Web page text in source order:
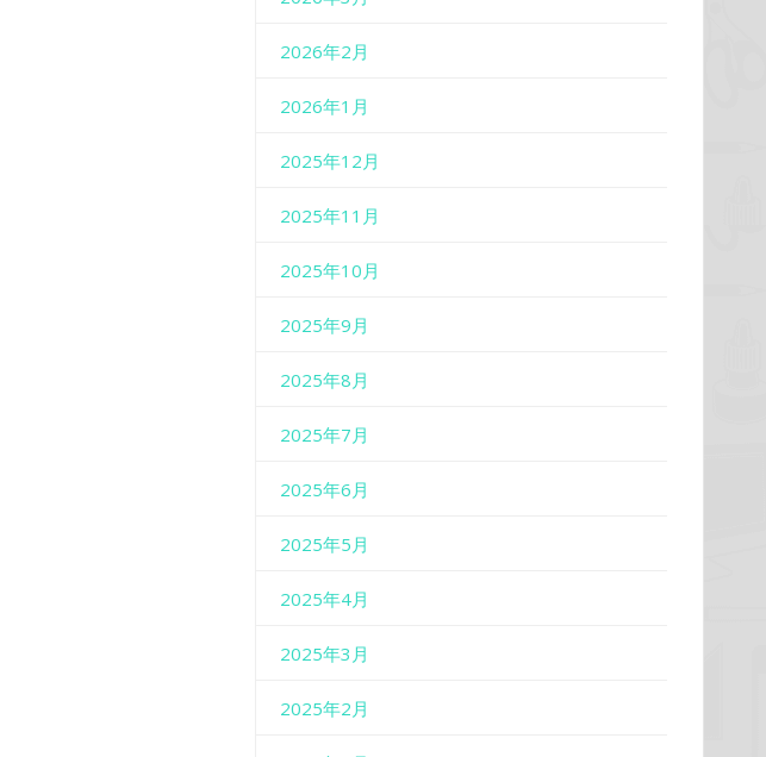
2026年2月
2026年1月
2025年12月
2025年11月
2025年10月
2025年9月
2025年8月
2025年7月
2025年6月
2025年5月
2025年4月
2025年3月
2025年2月